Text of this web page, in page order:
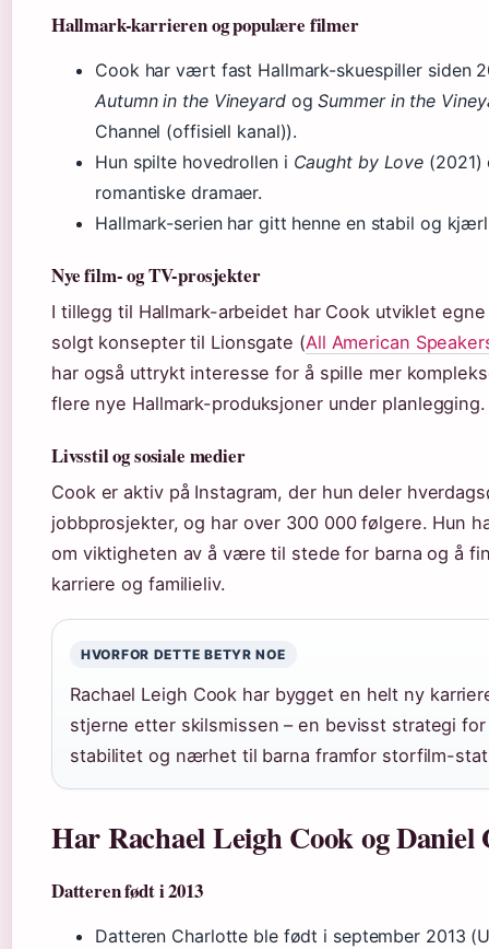
Hallmark-karrieren og populære filmer
Cook har vært fast Hallmark-skuespiller siden
Autumn in the VineyardogSummer in the
Channel (offisiell kanal)).
Hun spilte hovedrollen i Caught by Love (2021)
romantiske dramaer.
Hallmark-serien har gitt henne en stabil og
Nye film- og TV-prosjekter
I tillegg til Hallmark-arbeidet har Cook utviklet
solgt konsepter til Lionsgate (All American
har også uttrykt interesse for å spille mer
flere nye Hallmark-produksjoner under planlegging.
Livsstil og sosiale medier
Cook er aktiv på Instagram, der hun deler
jobbprosjekter, og har over 300 000 følgere. Hun
om viktigheten av å være til stede for barna og å
karriere og familieliv.
HVORFOR DETTE BETYR NOE
Rachael Leigh Cook har bygget en helt ny
stjerne etter skilsmissen – en bevisst strategi
stabilitet og nærhet til barna framfor storfilm-
Har Rachael Leigh Cook og Daniel
Datteren født i 2013
Datteren Charlotte ble født i september 2013